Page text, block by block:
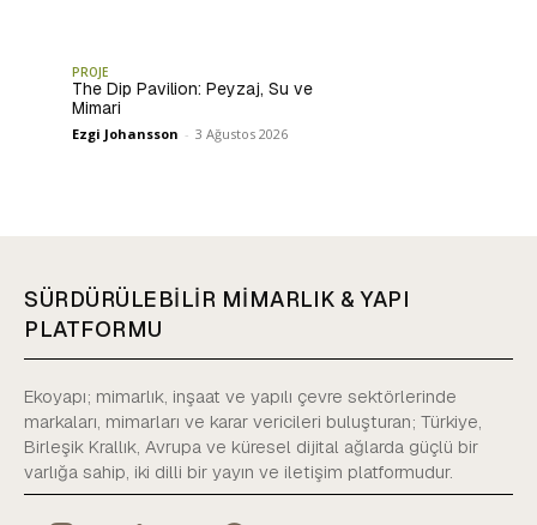
PROJE
The Dip Pavilion: Peyzaj, Su ve
Mimari
Ezgi Johansson - 3 Ağustos 2026
SÜRDÜRÜLEBİLİR MİMARLIK & YAPI
PLATFORMU
Ekoyapı; mimarlık, inşaat ve yapılı çevre sektörlerinde
markaları, mimarları ve karar vericileri buluşturan; Türkiye,
Birleşik Krallık, Avrupa ve küresel dijital ağlarda güçlü bir
varlığa sahip, iki dilli bir yayın ve iletişim platformudur.